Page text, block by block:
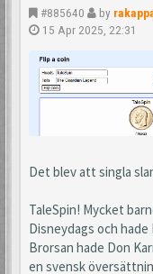
#885640 by
15 Apr 2025, 22:31
Det blev att singla
TaleSpin! Mycket
Disneydags och hade
Brorsan hade Don
en svensk